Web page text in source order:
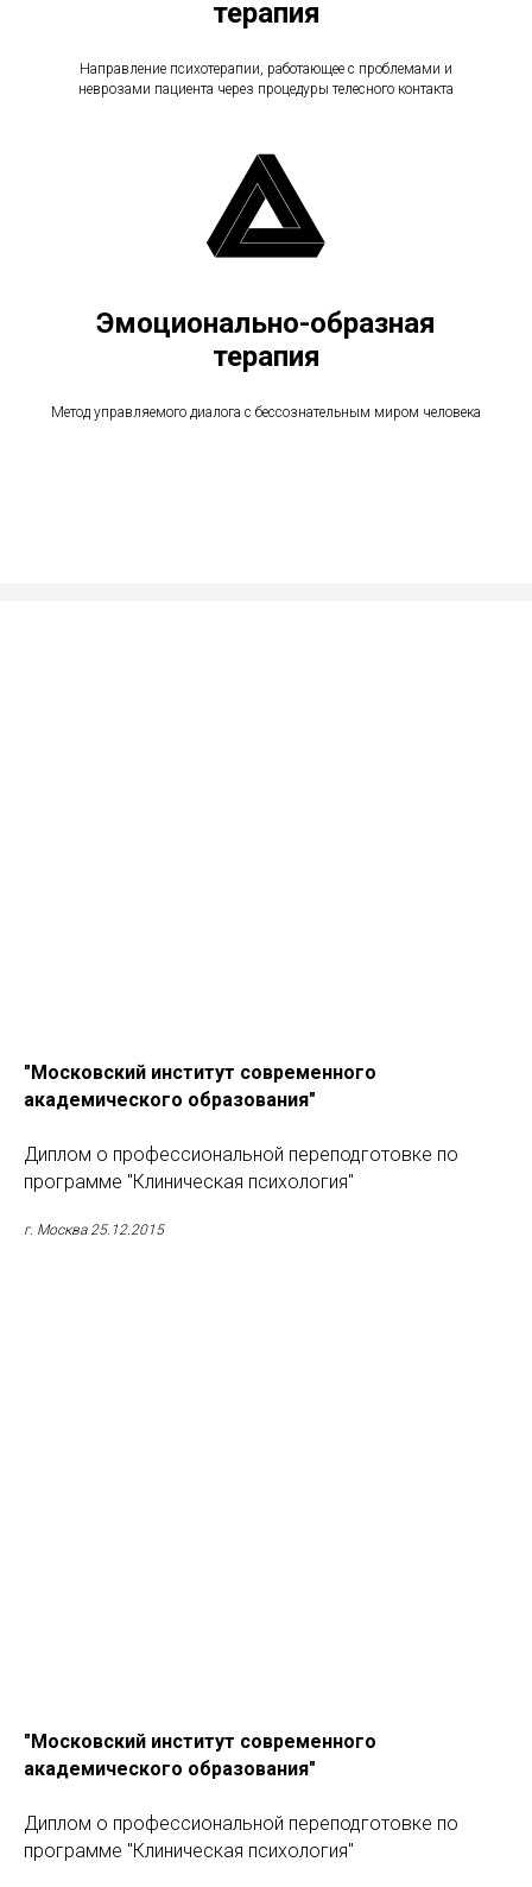
терапия
Направление психотерапии, работающее с проблемами и
неврозами пациента через процедуры телесного контакта
Эмоционально-образная
терапия
Метод управляемого диалога с бессознательным миром человека
"Московский институт современного
академического образования"
Диплом о профессиональной переподготовке по
программе "Клиническая психология"
г. Москва 25.12.2015
"Московский институт современного
академического образования"
Диплом о профессиональной переподготовке по
программе "Клиническая психология"